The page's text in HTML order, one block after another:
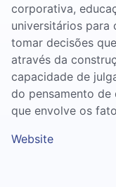
corporativa,
universitários para
tomar decisões
através da
capacidade de
do pensamento
que envolve os
Website